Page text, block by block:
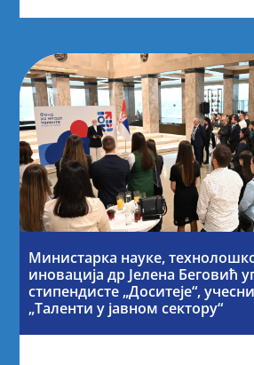
Министарка науке,
иновација др Јелена Беговић
стипендисте „Доситеје“,
„Таленти у јавном сектору“